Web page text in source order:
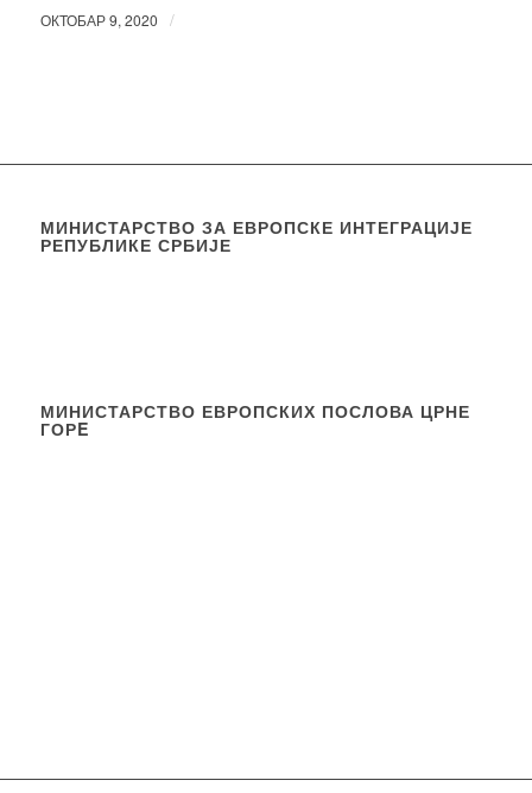
ОКТОБАР 9, 2020 /
МИНИСТАРСТВО ЗА ЕВРОПСКЕ ИНТЕГРАЦИЈЕ
РЕПУБЛИКЕ СРБИЈЕ
МИНИСТАРСТВО ЕВРОПСКИХ ПОСЛОВА ЦРНЕ
ГОРE